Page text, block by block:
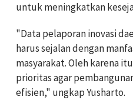
untuk meningkatkan
"Data pelaporan inovasi
harus sejalan dengan
masyarakat. Oleh karena
prioritas agar
efisien," ungkap Yusharto.